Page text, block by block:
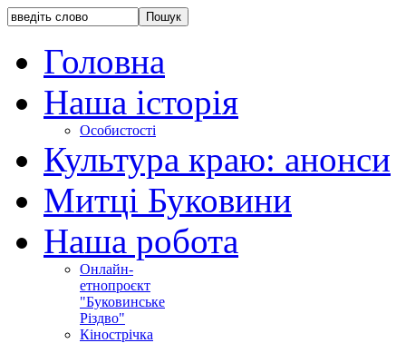
Головна
Наша історія
Особистості
Культура краю: анонси
Митці Буковини
Наша робота
Онлайн-
етнопроєкт
"Буковинське
Різдво"
Кінострічка